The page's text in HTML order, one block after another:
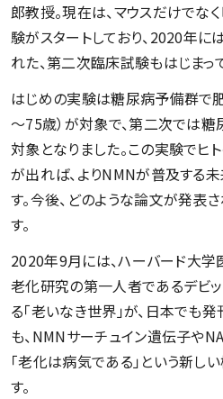
郎教授。現在は、マウスだけでな
験がスタートしており、2020年
れた、第二次臨床試験もはじまっ
はじめの実験は糖尿病予備群で
～75歳）が対象で、第二次では
対象となりました。この実験でヒ
が出れば、よりNMNが普及する
す。今後、どのような論文が発表
す。
2020年9月には、ハーバード大学
老化研究の第一人者であるデビッ
る「老いなき世界」が、日本でも
も、NMNサーチュイン遺伝子や
「老化は病気である」という新し
す。